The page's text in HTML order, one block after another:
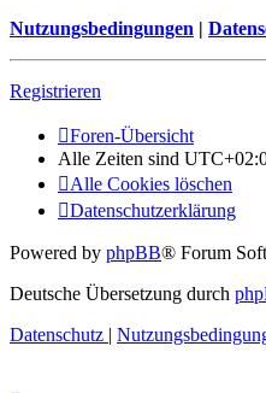
Nutzungsbedingungen |
Registrieren
Foren-Übersicht
Alle Zeiten sind
Alle Cookies löschen
Datenschutzerklärung
Powered by phpBB® Forum
Deutsche Übersetzung durch
Datenschutz |